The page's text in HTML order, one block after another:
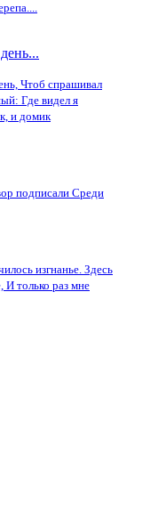
Чтоб спрашивал
Где видел я
и домик
подписали Среди
изгнанье. Здесь
И только раз мне